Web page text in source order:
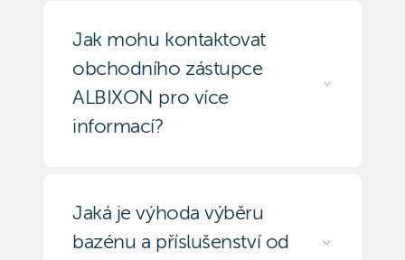
Jak mohu kontaktovat
obchodního zástupce
ALBIXON pro více
informací?
Jaká je výhoda výběru
bazénu a příslušenství od